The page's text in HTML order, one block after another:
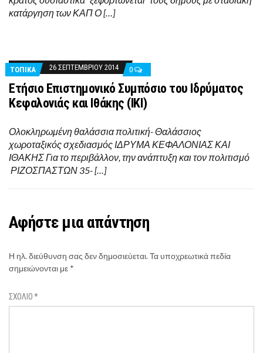
κατάργηση των ΚΑΠ Ο […]
ΤΟΠΙΚΑ 26 ΣΕΠΤΕΜΒΡΊΟΥ 2014 0
Ετήσιο Επιστημονικό Συμπόσιο του Ιδρύματος
Κεφαλονιάς και Ιθάκης (ΙΚΙ)
Ολοκληρωμένη θαλάσσια πολιτική- Θαλάσσιος
χωροταξικός σχεδιασμός ΙΔΡΥΜΑ ΚΕΦΑΛΟΝΙΑΣ ΚΑΙ
ΙΘΑΚΗΣ Για το περιβάλλον, την ανάπτυξη και τον πολιτισμό
ΡΙΖΟΣΠΑΣΤΩΝ 35- […]
Αφήστε μια απάντηση
Η ηλ. διεύθυνση σας δεν δημοσιεύεται.Τα υποχρεωτικά πεδία
σημειώνονται με *
ΣΧΌΛΙΟ*